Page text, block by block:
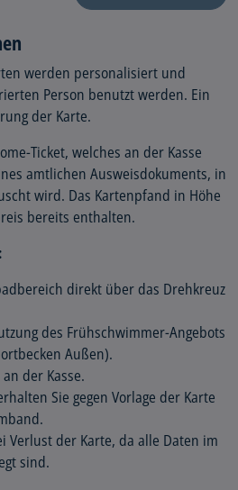
werden personalisiert und
Person benutzt werden. Ein
der Karte.
Ticket, welches an der Kasse
amtlichen Ausweisdokuments, in
wird. Das Kartenpfand in Höhe
bereits enthalten.
direkt über das Drehkreuz
des Frühschwimmer-Angebots
Außen).
der Kasse.
Sie gegen Vorlage der Karte
Verlust der Karte, da alle Daten im
sind.